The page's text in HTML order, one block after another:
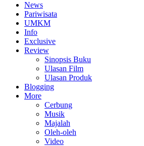
News
Pariwisata
UMKM
Info
Exclusive
Review
Sinopsis Buku
Ulasan Film
Ulasan Produk
Blogging
More
Cerbung
Musik
Majalah
Oleh-oleh
Video